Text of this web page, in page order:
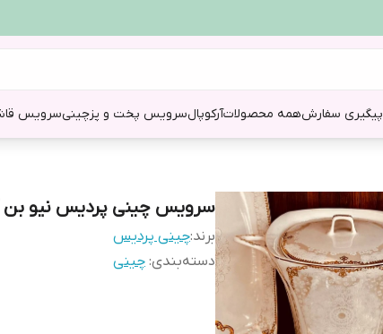
پیگیری سفارشهمه محصولاتآرکوپالسرویس پخت و پزچینیسرویس
سرویس چینی پردیس نیو بن آلیش
برند:چینی پردیس
دسته‌بندی: چینی